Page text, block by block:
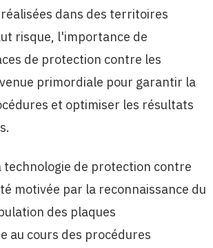
dans des territoires
risque, l'importance de
de protection contre les
primordiale pour garantir la
et optimiser les résultats
technologie de protection contre
motivée par la reconnaissance du
des plaques
au cours des procédures